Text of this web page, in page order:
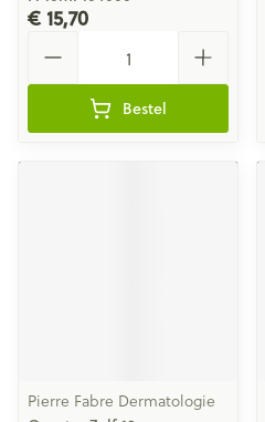
€ 15,70
Bestel
Pierre Fabre Dermatologie